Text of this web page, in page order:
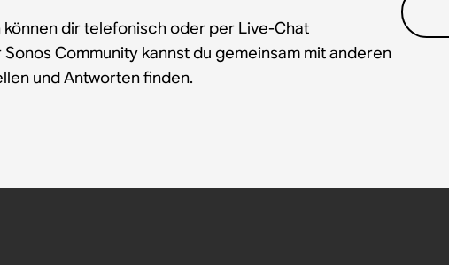
können dir telefonisch oder per Live-Chat
Community kannst du gemeinsam mit anderen
und Antworten finden.